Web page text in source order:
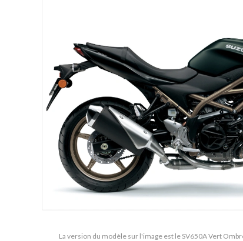
La version du modèle sur l'image est le SV650A Vert